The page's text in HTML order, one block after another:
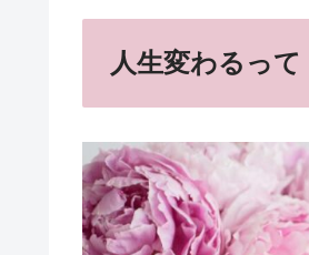
人生変わるっ